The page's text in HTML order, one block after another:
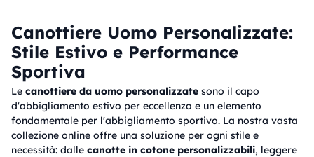
Canottiere Uomo Personalizzate:
Stile Estivo e Performance
Sportiva
Le canottiere da uomo personalizzate sono il capo
d'abbigliamento estivo per eccellenza e un elemento
fondamentale per l'abbigliamento sportivo. La nostra vasta
collezione online offre una soluzione per ogni stile e
necessità: dalle canotte in cotone personalizzabili, leggere